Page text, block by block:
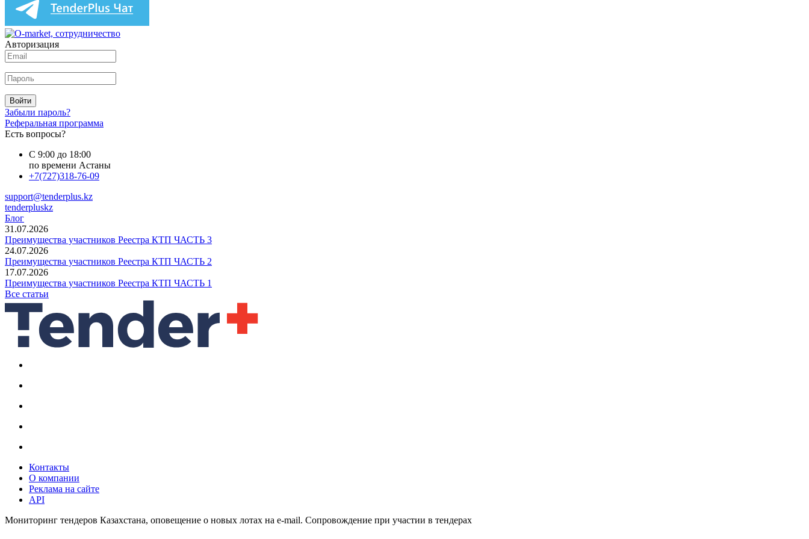
Авторизация
Войти
Забыли пароль?
Реферальная программа
Есть вопросы?
С 9:00 до 18:00
по времени Астаны
+7(727)318-76-09
support@tenderplus.kz
tenderpluskz
Блог
31.07.2026
Преимущества участников Реестра КТП ЧАСТЬ 3
24.07.2026
Преимущества участников Реестра КТП ЧАСТЬ 2
17.07.2026
Преимущества участников Реестра КТП ЧАСТЬ 1
Все статьи
Контакты
О компании
Реклама на сайте
API
Мониторинг тендеров Казахстана, оповещение о новых лотах на e-mail. Сопровождение при участии в тендерах